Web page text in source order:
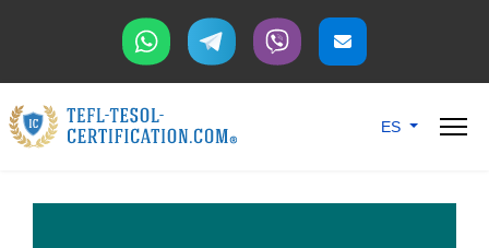
Seleccione su
ES